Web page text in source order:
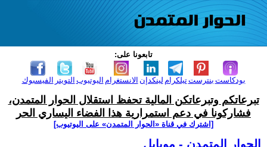
تابعونا على:
الفيسبوك التويتر اليوتيوب الانستغرام لينكدإن تيلكرامبنترست بودكاست
تبرعاتكم وتبرعاتكن المالية تحفظ استقلال الحوار المتمدن،
فشاركونا في دعم استمرارية هذا الفضاء اليساري الحر
[اشترك في قناة ‫«الحوار المتمدن» على اليوتيوب]
الحوار المتمدن - موبايل